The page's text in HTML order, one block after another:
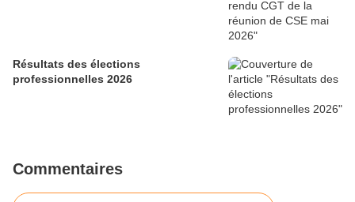
Résultats des élections
professionnelles 2026
Commentaires